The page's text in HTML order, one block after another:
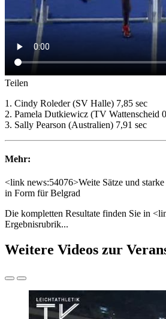
Teilen
1. Cindy Roleder (SV Halle) 7,85 sec
2. Pamela Dutkiewicz (TV Wattenscheid
3. Sally Pearson (Australien) 7,91 sec
Mehr:
<link news:54076>Weite Sätze und
in Form für Belgrad
Die kompletten Resultate finden Sie in
Ergebnisrubrik...
Weitere Videos zur